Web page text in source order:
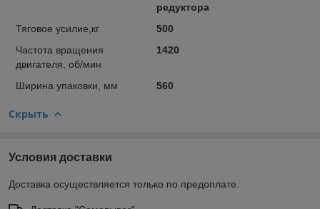
редуктора
Тяговое усилие,кг
500
Частота вращения
двигателя, об/мин
1420
Ширина упаковки, мм 560
Скрыть
Условия доставки
Доставка осуществляется только по предоплате.